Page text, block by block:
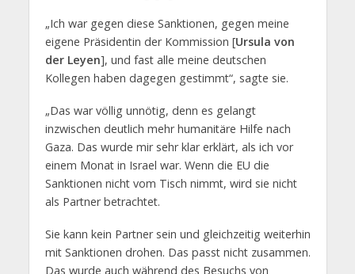
„Ich war gegen diese Sanktionen, gegen meine
eigene Präsidentin der Kommission [Ursula von
der Leyen], und fast alle meine deutschen
Kollegen haben dagegen gestimmt“, sagte sie.
„Das war völlig unnötig, denn es gelangt
inzwischen deutlich mehr humanitäre Hilfe nach
Gaza. Das wurde mir sehr klar erklärt, als ich vor
einem Monat in Israel war. Wenn die EU die
Sanktionen nicht vom Tisch nimmt, wird sie nicht
als Partner betrachtet.
Sie kann kein Partner sein und gleichzeitig weiterhin
mit Sanktionen drohen. Das passt nicht zusammen.
Das wurde auch während des Besuchs von